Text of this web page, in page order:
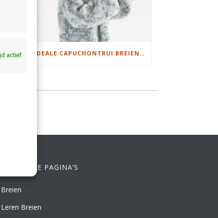
actief
DAMESJAS BREIEN VAN HEERLIJK ZACHT GAREN IDEALE CAPUCHONTRUI BREIEN VOOR THUIS OP DE BANK
PAGINA’S
Breien
Leren Breien